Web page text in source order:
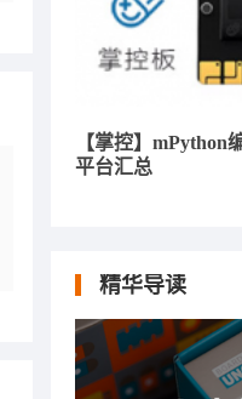
【掌控】mPython
平台汇总
精华导读